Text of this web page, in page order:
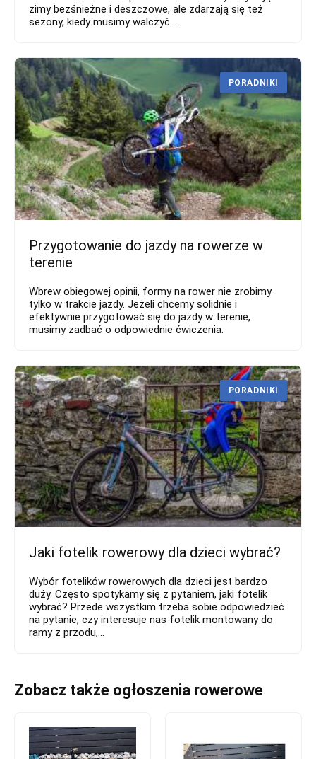
zimy bezśnieżne i deszczowe, ale zdarzają się też
sezony, kiedy musimy walczyć...
Przygotowanie do jazdy na rowerze w
terenie
Wbrew obiegowej opinii, formy na rower nie zrobimy
tylko w trakcie jazdy. Jeżeli chcemy solidnie i
efektywnie przygotować się do jazdy w terenie,
musimy zadbać o odpowiednie ćwiczenia.
PORADNIKI
Jaki fotelik rowerowy dla dzieci wybrać?
Wybór fotelików rowerowych dla dzieci jest bardzo
duży. Często spotykamy się z pytaniem, jaki fotelik
wybrać? Przede wszystkim trzeba sobie odpowiedzieć
na pytanie, czy interesuje nas fotelik montowany do
ramy z przodu,...
PORADNIKI
Zobacz także ogłoszenia rowerowe